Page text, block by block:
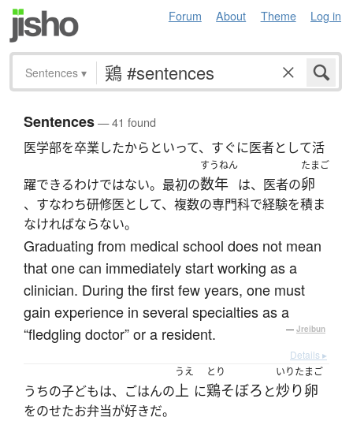
Forum About Theme Log in
Sentences ▾
Sentences— 41 found
医学部を卒業したからといって、すぐに医者として活
躍できるわけではない。最初の
すうねん
数年 は、医者の
たまご
卵
、すなわち研修医として、複数の専門科で経験を積ま
なければならない。
Graduating from medical school does not mean
that one can immediately start working as a
clinician. During the first few years, one must
gain experience in several specialties as a
“fledgling doctor” or a resident.
— Jreibun
Details ▸
うちの子どもは、ごはんの
うえ
上 に
とり
鶏そぼろ と
いりたまご
炒り卵
をのせたお弁当が好きだ。